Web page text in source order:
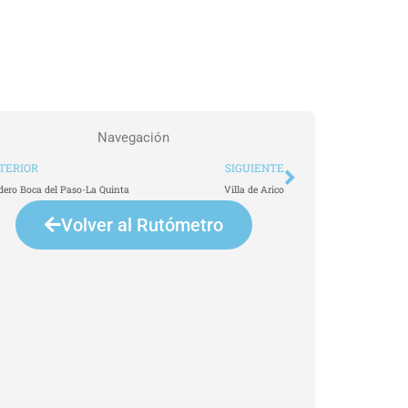
Navegación
Boca del Paso-La Quinta
SIGUIENTE
Villa de Arico
Siguiente
Volver al Rutómetro